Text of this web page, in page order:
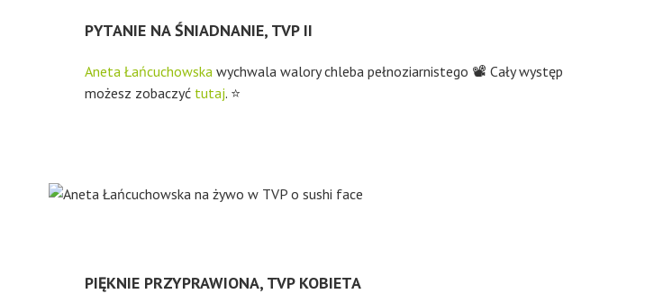
PYTANIE NA ŚNIADNANIE, TVP II
Aneta Łańcuchowska wychwala walory chleba pełnoziarnistego 📽 Cały występ
możesz zobaczyć tutaj. ⭐
PIĘKNIE PRZYPRAWIONA, TVP KOBIETA